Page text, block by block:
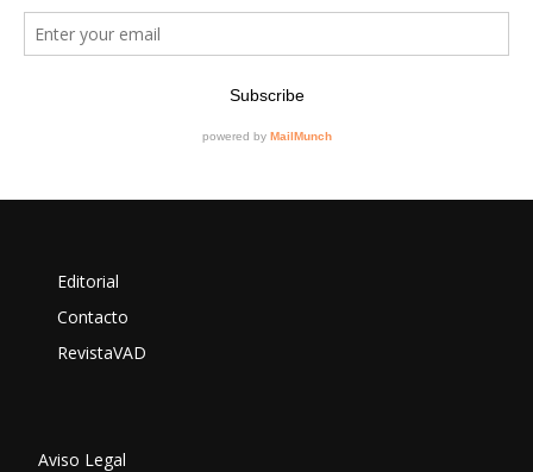
Editorial
Contacto
RevistaVAD
Aviso Legal